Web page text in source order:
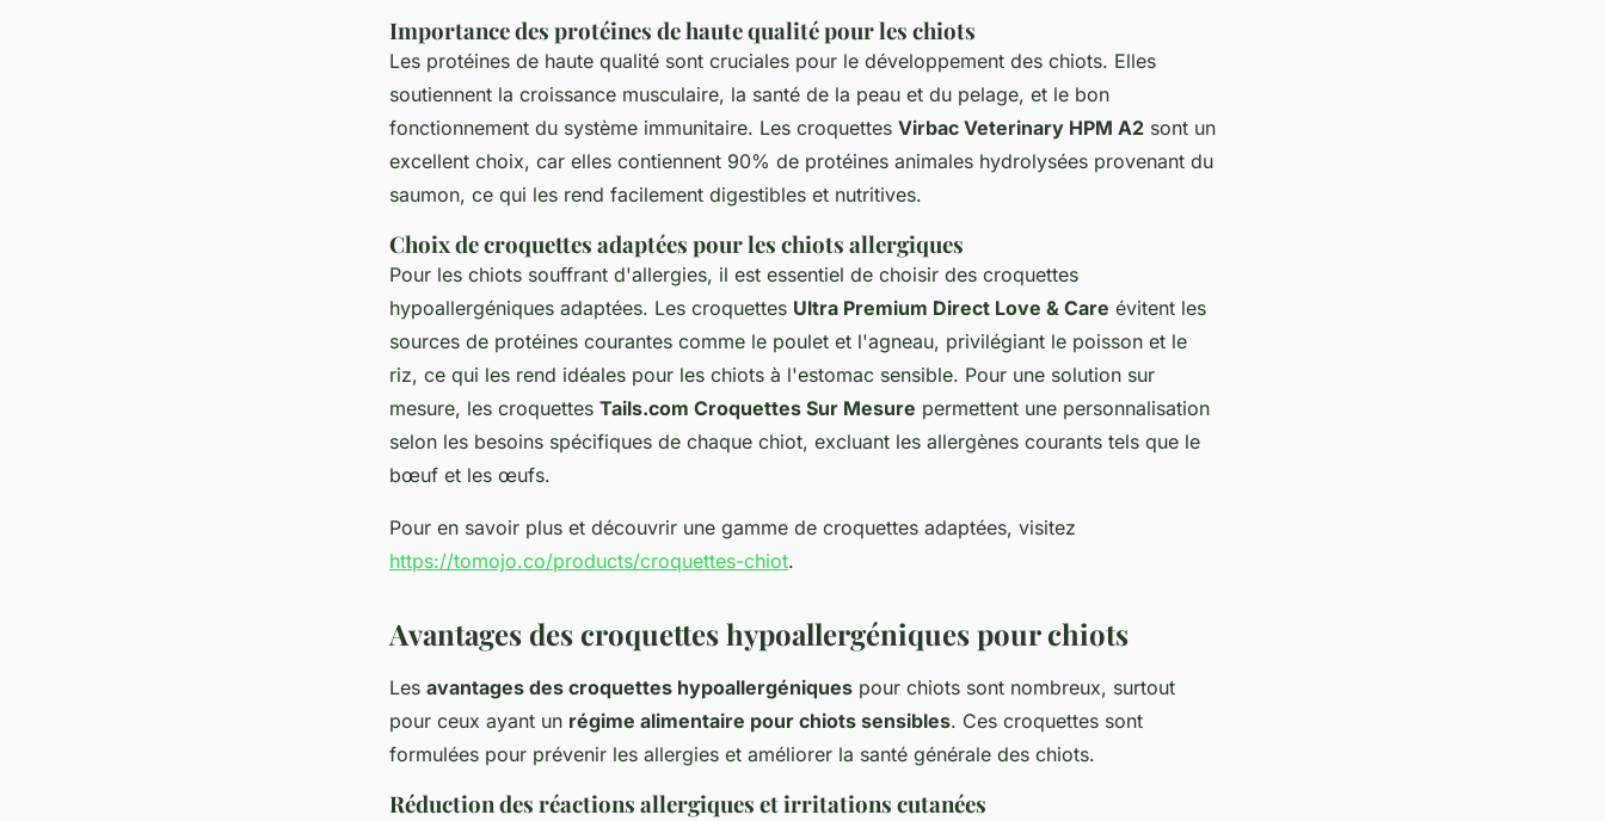
Importance des protéines de haute qualité pour les chiots
Les protéines de haute qualité sont cruciales pour le développement des chiots. Elles
soutiennent la croissance musculaire, la santé de la peau et du pelage, et le bon
fonctionnement du système immunitaire. Les croquettes Virbac Veterinary HPM A2 sont un
excellent choix, car elles contiennent 90% de protéines animales hydrolysées provenant du
saumon, ce qui les rend facilement digestibles et nutritives.
Choix de croquettes adaptées pour les chiots allergiques
Pour les chiots souffrant d'allergies, il est essentiel de choisir des croquettes
hypoallergéniques adaptées. Les croquettes Ultra Premium Direct Love & Care évitent les
sources de protéines courantes comme le poulet et l'agneau, privilégiant le poisson et le
riz, ce qui les rend idéales pour les chiots à l'estomac sensible. Pour une solution sur
mesure, les croquettes Tails.com Croquettes Sur Mesure permettent une personnalisation
selon les besoins spécifiques de chaque chiot, excluant les allergènes courants tels que le
bœuf et les œufs.
Pour en savoir plus et découvrir une gamme de croquettes adaptées, visitez
https://tomojo.co/products/croquettes-chiot.
Avantages des croquettes hypoallergéniques pour chiots
Les avantages des croquettes hypoallergéniques pour chiots sont nombreux, surtout
pour ceux ayant un régime alimentaire pour chiots sensibles. Ces croquettes sont
formulées pour prévenir les allergies et améliorer la santé générale des chiots.
Réduction des réactions allergiques et irritations cutanées